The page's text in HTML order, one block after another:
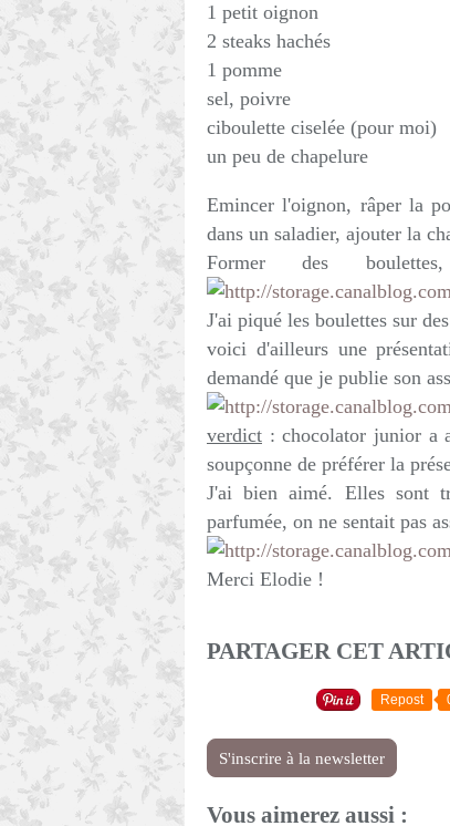
1 petit oignon
2 steaks hachés
1 pomme
sel, poivre
ciboulette ciselée (pour moi)
un peu de chapelure
Emincer l'oignon, râper la
dans un saladier, ajouter la
Former des
J'ai piqué les boulettes sur
voici d'ailleurs une
demandé que je publie son
verdict : chocolator junior a
soupçonne de préférer la
J'ai bien aimé. Elles sont
parfumée, on ne sentait pas
Merci Elodie !
PARTAGER CET
Repost
S'inscrire à la newsletter
Vous aimerez aussi :